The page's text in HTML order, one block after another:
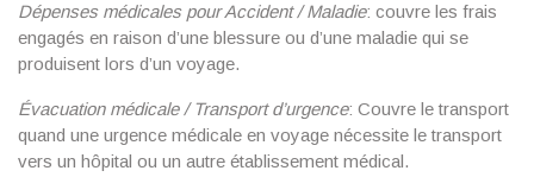
Dépenses médicales pour Accident / Maladie: couvre les frais
engagés en raison d’une blessure ou d’une maladie qui se
produisent lors d’un voyage.
Évacuation médicale / Transport d’urgence: Couvre le transport
quand une urgence médicale en voyage nécessite le transport
vers un hôpital ou un autre établissement médical.